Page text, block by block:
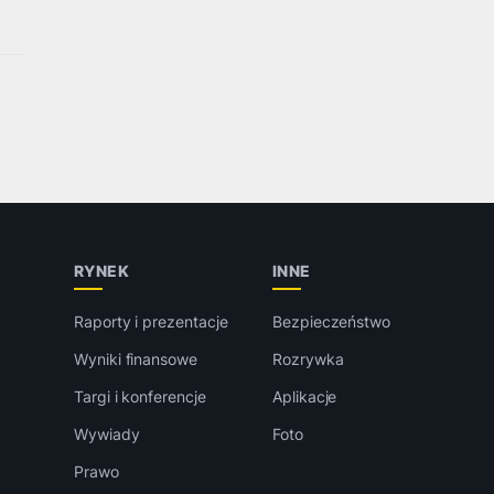
RYNEK
Raporty i prezentacje
Wyniki finansowe
Targi i konferencje
Wywiady
Prawo
INNE
Bezpieczeństwo
Rozrywka
Aplikacje
Foto